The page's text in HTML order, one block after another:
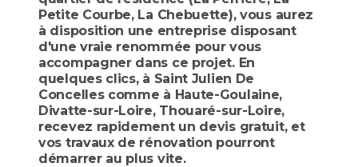
Petite Courbe, La Chebuette), vous aurez
à disposition une entreprise disposant
d'une vraie renommée pour vous
accompagner dans ce projet. En
quelques clics, à Saint Julien De
Concelles comme à Haute-Goulaine,
Divatte-sur-Loire, Thouaré-sur-Loire,
recevez rapidement un devis gratuit, et
vos travaux de rénovation pourront
démarrer au plus vite.